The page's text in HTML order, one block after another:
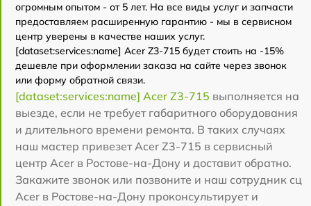
огромным опытом - от 5 лет. На все виды услуг и запчасти
предоставляем расширенную гарантию - мы в сервисном
центр уверены в качестве наших услуг.
[dataset:services:name] Acer Z3-715 будет стоить на -15%
дешевле при оформлении заказа на сайте через звонок
или форму обратной связи.
[dataset:services:name] Acer Z3-715 выполняется на
выезде, если не требует габаритного оборудования
и длительного времени ремонта. В таких случаях
наш мастер привезет Acer Z3-715 в сервисный
центр Acer в Ростове-на-Дону и доставит обратно.
Закажите звонок или позвоните и наш сотрудник сц
Acer в Ростове-на-Дону проконсультирует и